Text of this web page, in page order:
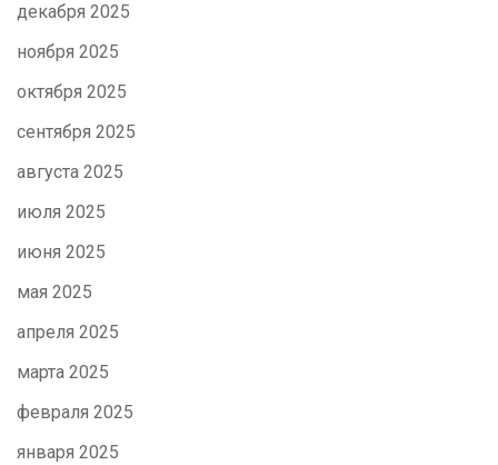
декабря 2025
ноября 2025
октября 2025
сентября 2025
августа 2025
июля 2025
июня 2025
мая 2025
апреля 2025
марта 2025
февраля 2025
января 2025